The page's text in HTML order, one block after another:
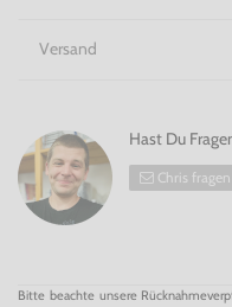
Mehr Auswahl gibts
Versand
Hast Du
Chris fragen
Bitte beachte unsere